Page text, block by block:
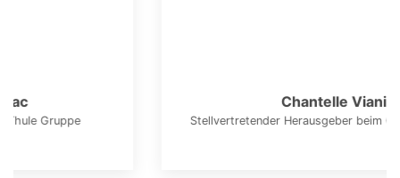
Stellvertretender Herausgeber beim Cosmos Magazin